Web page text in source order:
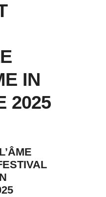
IN
2025